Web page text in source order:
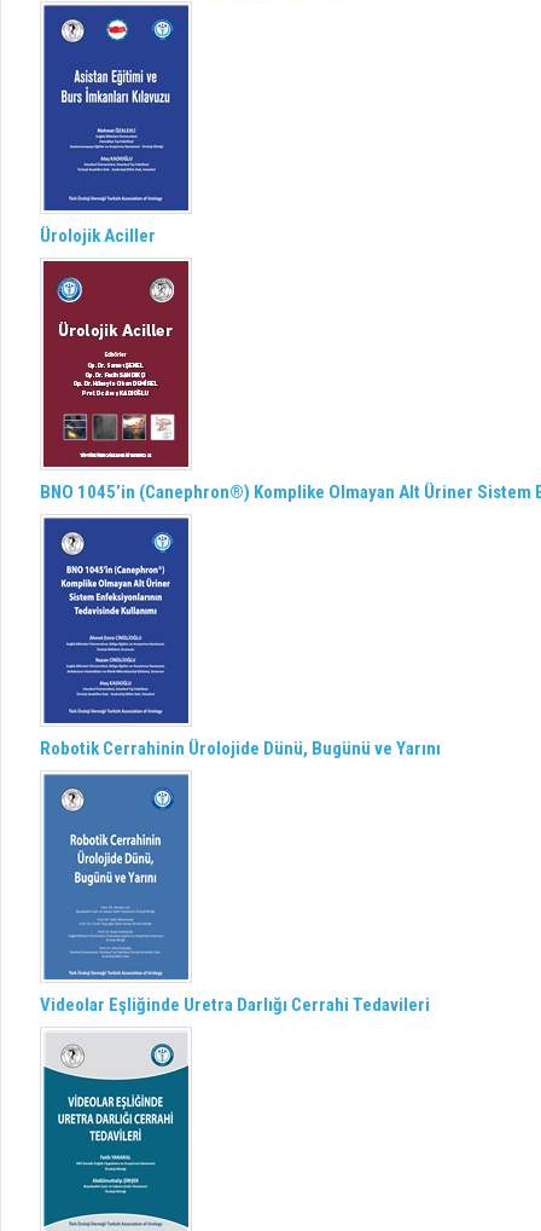
Ürolojik Aciller
BNO 1045’in (Canephron®) Komplike Olmayan Alt Üriner Sistem
Robotik Cerrahinin Ürolojide Dünü, Bugünü ve Yarını
Videolar Eşliğinde Uretra Darlığı Cerrahi Tedavileri